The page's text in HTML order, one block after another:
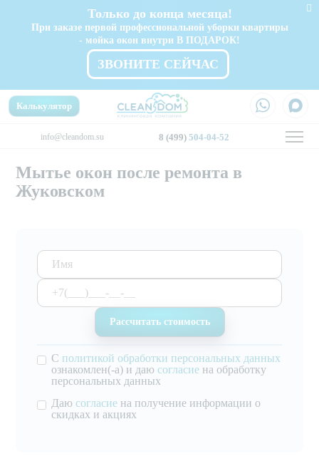
Только до конца месяца!
При заказе первой профессиональной уборки квартиры
- мойка окон внутри В ПОДАРОК!
ЗВОНИТЕ СЕЙЧАС
info@cleandom.su 8 (499) 504-04-52
Калькулятор
Мытье окон после ремонта в
Жуковском
С политикой обработки персональных данных
ознакомлен(-а) и даю согласие на обработку
персональных данных
Даю согласие на получение информации о
скидках и акциях